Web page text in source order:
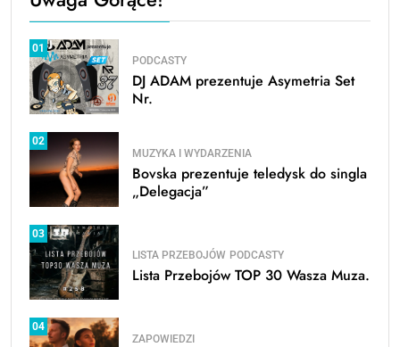
01
PODCASTY
DJ ADAM prezentuje Asymetria Set
Nr.
02
MUZYKA I WYDARZENIA
Bovska prezentuje teledysk do singla
„Delegacja”
03
LISTA PRZEBOJÓW PODCASTY
Lista Przebojów TOP 30 Wasza Muza.
04
ZAPOWIEDZI